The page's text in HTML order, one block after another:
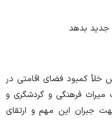
جدید بدهد
خلأ کمبود فضای اقامتی در
میراث فرهنگی و گردشگری و
جبران این مهم و ارتقای